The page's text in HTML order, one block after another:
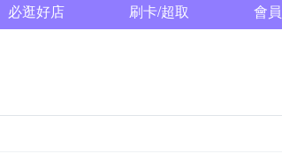
必逛好店 刷卡/超取 會